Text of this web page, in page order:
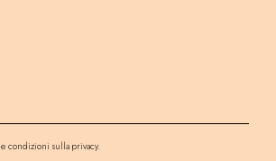
condizioni sulla privacy.